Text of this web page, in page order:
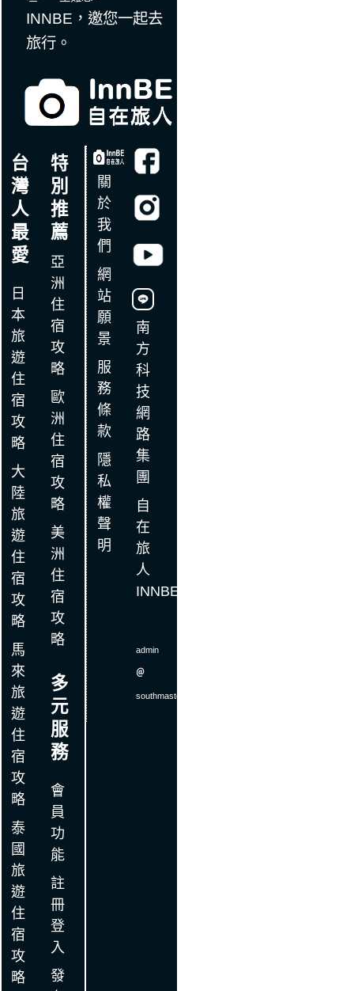
INNBE，邀您一起去
旅行。
台
灣
人
最
愛
日
本
旅
遊
住
宿
攻
略
大
陸
旅
遊
住
宿
攻
略
馬
來
旅
遊
住
宿
攻
略
泰
國
旅
遊
住
宿
攻
略
特
別
推
薦
亞
洲
住
宿
攻
略
歐
洲
住
宿
攻
略
美
洲
住
宿
攻
略
多
元
服
務
會
員
功
能
註
冊
登
入
發
關
於
我
們
網
站
願
景
服
務
條
款
隱
私
權
聲
明
南
方
科
技
網
路
集
團
自
在
旅
人
INNBE
admin
＠
southmaster